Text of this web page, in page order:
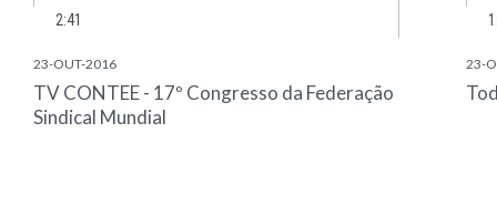
2:41
23-OUT-2016
TV CONTEE - 17º Congresso da Federação
Sindical Mundial
23-